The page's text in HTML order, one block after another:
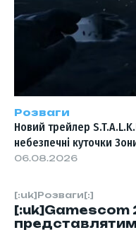
[:uk]Розваги[:]
[:uk]Gamescom
Розваги
Новий трейлер
небезпечні куточки
06.08.2026